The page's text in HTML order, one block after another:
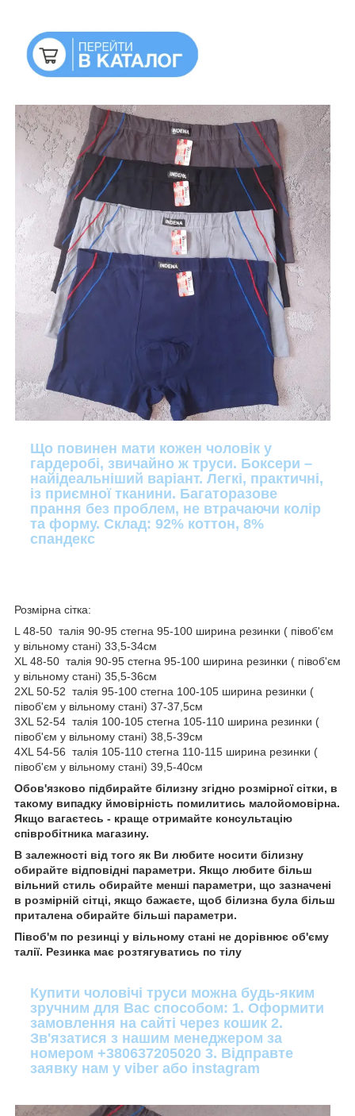
Що повинен мати кожен чоловік у
гардеробі, звичайно ж труси. Боксери –
найідеальніший варіант. Легкі, практичні,
із приємної тканини. Багаторазове
прання без проблем, не втрачаючи колір
та форму. Склад: 92% коттон, 8%
спандекс
Розмірна сітка:
L 48-50 талія 90-95 стегна 95-100 ширина резинки ( півоб'єм
у вільному стані) 33,5-34см
XL 48-50 талія 90-95 стегна 95-100 ширина резинки ( півоб'єм
у вільному стані) 35,5-36см
2XL 50-52 талія 95-100 стегна 100-105 ширина резинки (
півоб'єм у вільному стані) 37-37,5см
3XL 52-54 талія 100-105 стегна 105-110 ширина резинки (
півоб'єм у вільному стані) 38,5-39см
4XL 54-56 талія 105-110 стегна 110-115 ширина резинки (
півоб'єм у вільному стані) 39,5-40см
Обов'язково підбирайте білизну згідно розмірної сітки, в
такому випадку ймовірність помилитись малойомовірна.
Якщо вагаєтесь - краще отримайте консультацію
співробітника магазину.
В залежності від того як Ви любите носити білизну
обирайте відповідні параметри. Якщо любите більш
вільний стиль обирайте менші параметри, що зазначені
в розмірній сітці, якщо бажаєте, щоб білизна була більш
приталена обирайте більші параметри.
Півоб'м по резинці у вільному стані не дорівнює об'єму
талії. Резинка має розтягуватись по тілу
Купити чоловічі труси можна будь-яким
зручним для Вас способом: 1. Оформити
замовлення на сайті через кошик 2.
Зв'язатися з нашим менеджером за
номером +380637205020 3. Відправте
заявку нам у viber або instagram